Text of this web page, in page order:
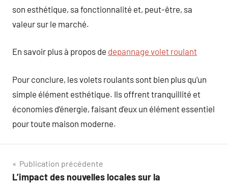
son esthétique, sa fonctionnalité et, peut-être, sa
valeur sur le marché.
En savoir plus à propos de depannage volet roulant
Pour conclure, les volets roulants sont bien plus qu’un
simple élément esthétique. Ils offrent tranquillité et
économies d’énergie, faisant d’eux un élément essentiel
pour toute maison moderne.
Navigation
Publication précédente
L’impact des nouvelles locales sur la